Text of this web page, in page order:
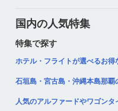
国内の人気特集
特集で探す
ホテル・フライトが選べるお得
石垣島・宮古島・沖縄本島那覇
人気のアルファードやワゴンタ